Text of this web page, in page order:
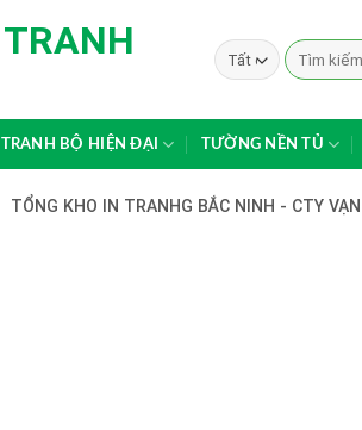
Search
for:
TRANH BỘ HIỆN ĐẠI TƯỜNG NỀN TỦ
TỔNG KHO IN TRANHG BẮC NINH - CTY